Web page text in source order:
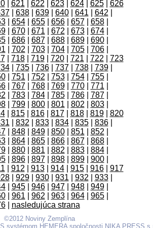
| 621 622 623| 624| 625| 626
| 638| 639| 640| 641 642
| 654| 655| 656| 657| 658|
| 670| 671 672 673| 674|
| 686| 687| 688| 689| 690|
702 703| 704| 705| 706|
| 718| 719| 720| 721 722
723
| 735| 736| 737| 738| 739|
| 751 752 753| 754| 755|
| 767| 768| 769| 770| 771
783| 784| 785| 786| 787|
| 799| 800| 801 802 803|
| 815| 816| 817| 818| 819| 820
832 833| 834| 835| 836|
| 848| 849| 850| 851 852
| 864| 865| 866| 867| 868|
| 880| 881 882 883| 884|
| 896| 897| 898| 899| 900|
912 913| 914| 915| 916| 917
| 929| 930| 931 932 933|
| 945| 946| 947| 948| 949|
| 961 962 963| 964| 965|
| nasledujúca strana
©2012 Noviny Zemplína
systémom HEMERAspoločnosti NIKA PRESS